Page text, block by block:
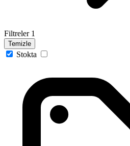
Filtreler 1
Temizle
Stokta